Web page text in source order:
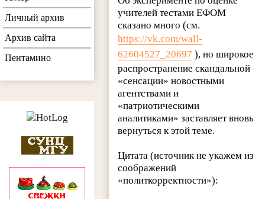
учителей тестами ЕФОМ
сказано много (см.
https://vk.com/wall-
62604527_20697 ), но широкое
распространение скандальной
«сенсации» новостными
агентствами и
«патриотическими
аналитиками» заставляет вновь
вернуться к этой теме.
Цитата (источник не укажем из
соображений
«политкорректности»):
Личный архив
Архив сайта
Пентамино